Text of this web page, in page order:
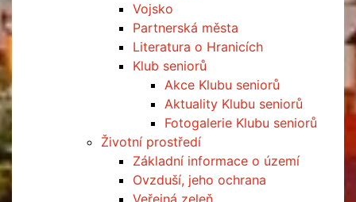
Vojsko
Partnerská města
Literatura o Hranicích
Klub seniorů
Akce Klubu seniorů
Aktuality Klubu seniorů
Fotogalerie Klubu seniorů
Životní prostředí
Základní informace o území
Ovzduší, jeho ochrana
Veřejná zeleň